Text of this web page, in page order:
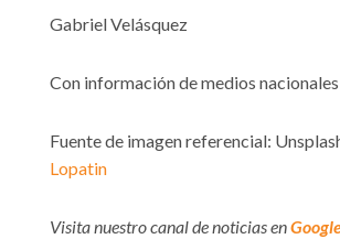
Gabriel Velásquez
Con información de medios nacionales
Fuente de imagen referencial:
Lopatin
Visita nuestro canal de noticias en